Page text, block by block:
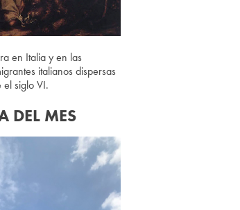
en Italia y en las
italianos dispersas
el siglo VI.
DEL MES